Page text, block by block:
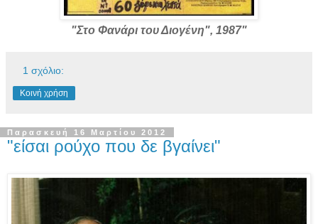
"Στο Φανάρι του Διογένη", 1987"
1 σχόλιο:
Κοινή χρήση
Παρασκευή 16 Μαρτίου 2012
"είσαι ρούχο που δε βγαίνει"